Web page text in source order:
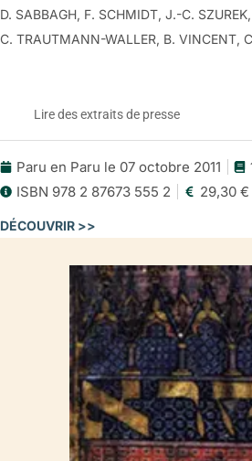
D. SABBAGH, F. SCHMIDT, J.-C.
C. TRAUTMANN-WALLER, B. VINCENT,
Lire des extraits de presse
Le Magazine littéraire, décembre 2011
La pluralité des judéités
«Israël a traversé tous les temps,
les langages; et de même qu’il a lié
de l’humanité, de même il n’a
ses préoccupations le religieux du
Près d’un siècle plus tard,
Antoine Germa et Benjamin
cette conception du judaïsme à
Réalisé par vingt-neuf auteurs –
Paru en Paru le 07 octobre 2011
ISBN 978 2 87673 555 2
29,30 €
DÉCOUVRIR >>